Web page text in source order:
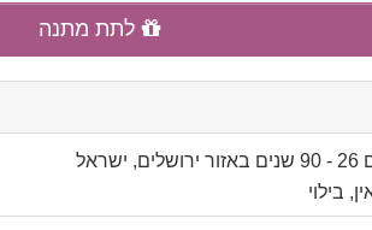
לתת מתנה
באזור ירושלים, ישראל
בילוי